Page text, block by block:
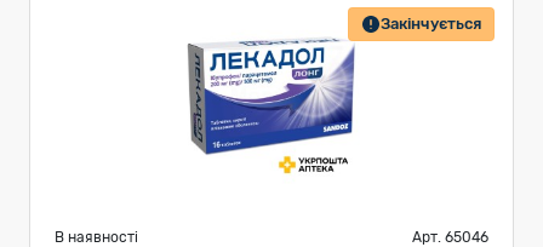
Закінчується
В наявності Арт. 65046